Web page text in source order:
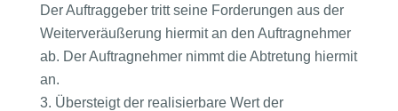
Der Auftraggeber tritt seine Forderungen aus der
Weiterveräußerung hiermit an den Auftragnehmer
ab. Der Auftragnehmer nimmt die Abtretung hiermit
an.
Übersteigt der realisierbare Wert der